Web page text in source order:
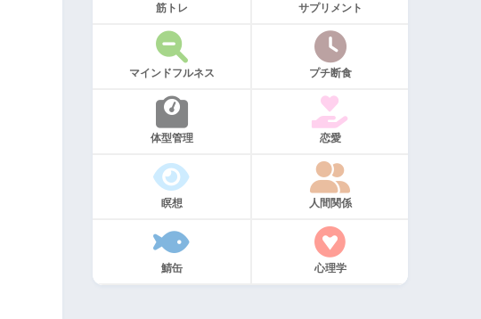
筋トレ サプリメント
マインドフルネス プチ断食
体型管理 恋愛
瞑想 人間関係
鯖缶 心理学